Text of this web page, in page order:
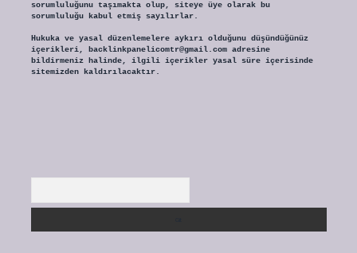
sorumluluğunu taşımakta olup, siteye üye olarak bu
sorumluluğu kabul etmiş sayılırlar.
Hukuka ve yasal düzenlemelere aykırı olduğunu düşündüğünüz
içerikleri, backlinkpanelicomtr@gmail.comadresine
bildirmeniz halinde, ilgili içerikler yasal süre içerisinde
sitemizden kaldırılacaktır.